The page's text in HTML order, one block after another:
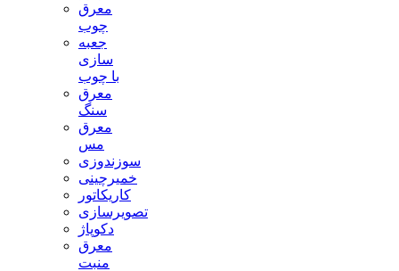
معرق
چوب
جعبه
سازی
با چوب
معرق
سنگ
معرق
مس
سوزندوزی
خمیرچینی
کاریکاتور
تصویرسازی
دکوپاژ
معرق
منبت